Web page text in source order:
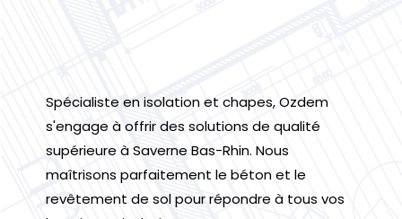
Spécialiste en isolation et chapes, Ozdem
s'engage à offrir des solutions de qualité
supérieure à Saverne Bas-Rhin. Nous
maîtrisons parfaitement le béton et le
revêtement de sol pour répondre à tous vos